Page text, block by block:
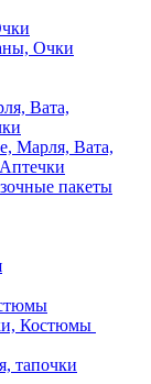
Очки
Вата,
Марля, Вата,
пакеты
Костюмы
тапочки